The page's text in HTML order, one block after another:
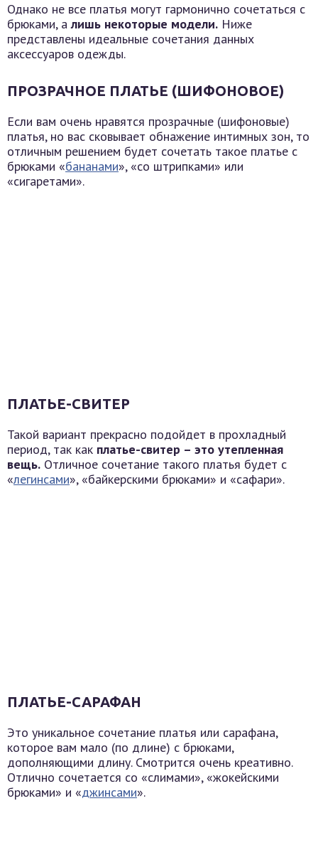
Однако не все платья могут гармонично сочетаться с
брюками, алишь некоторые модели. Ниже
представлены идеальные сочетания данных
аксессуаров одежды.
ПРОЗРАЧНОЕ ПЛАТЬЕ (ШИФОНОВОЕ)
Если вам очень нравятся прозрачные (шифоновые)
платья, но вас сковывает обнажение интимных зон, то
отличным решением будет сочетать такое платье с
брюками «бананами», «со штрипками» или
«сигаретами».
ПЛАТЬЕ-СВИТЕР
Такой вариант прекрасно подойдет в прохладный
период, так как платье-свитер – это утепленная
вещь. Отличное сочетание такого платья будет с
«легинсами», «байкерскими брюками» и «сафари».
ПЛАТЬЕ-САРАФАН
Это уникальное сочетание платья или сарафана,
которое вам мало (по длине) с брюками,
дополняющими длину. Смотрится очень креативно.
Отлично сочетается со «слимами», «жокейскими
брюками» и «джинсами».